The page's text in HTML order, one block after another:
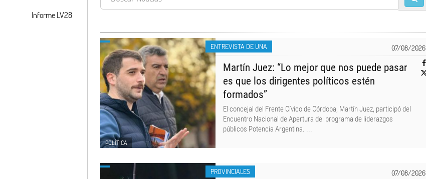
Informe LV28
07/08/2026
ENTREVISTA DE UNA
POLÍTICA
Martín Juez: “Lo mejor que nos puede pasar
es que los dirigentes políticos estén
formados”
El concejal del Frente Cívico de Córdoba, Martín Juez, participó del
Encuentro Nacional de Apertura del programa de liderazgos
públicos Potencia Argentina. ...
07/08/2026
PROVINCIALES